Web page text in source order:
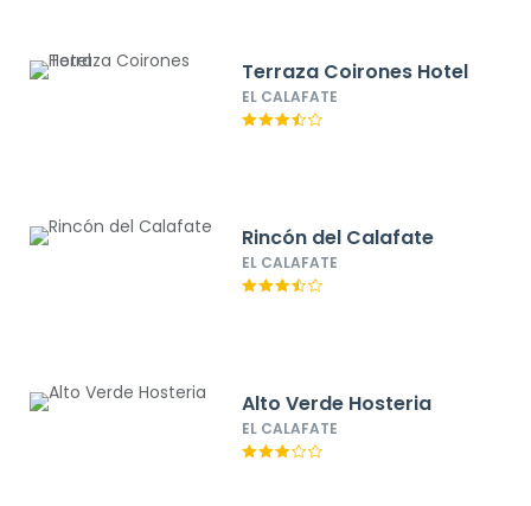
Terraza Coirones Hotel
EL CALAFATE
Rincón del Calafate
EL CALAFATE
Alto Verde Hosteria
EL CALAFATE